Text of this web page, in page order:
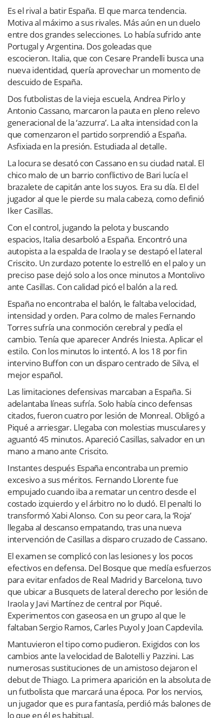
Es el rival a batir España. El que marca tendencia.
Motiva al máximo a sus rivales. Más aún en un duelo
entre dos grandes selecciones. Lo había sufrido ante
Portugal y Argentina. Dos goleadas que
escocieron. Italia, que con Cesare Prandelli busca una
nueva identidad, quería aprovechar un momento de
descuido de España.
Dos futbolistas de la vieja escuela, Andrea Pirlo y
Antonio Cassano, marcaron la pauta en pleno relevo
generacional de la ‘azzurra’. La alta intensidad con la
que comenzaron el partido sorprendió a España.
Asfixiada en la presión. Estudiada al detalle.
La locura se desató con Cassano en su ciudad natal. El
chico malo de un barrio conflictivo de Bari lucía el
brazalete de capitán ante los suyos. Era su día. El del
jugador al que le pierde su mala cabeza, como definió
Iker Casillas.
Con el control, jugando la pelota y buscando
espacios, Italia desarboló a España. Encontró una
autopista a la espalda de Iraola y se destapó el lateral
Criscito. Un zurdazo potente lo estrelló en el palo y un
preciso pase dejó solo a los once minutos a Montolivo
ante Casillas. Con calidad picó el balón a la red.
España no encontraba el balón, le faltaba velocidad,
intensidad y orden. Para colmo de males Fernando
Torres sufría una conmoción cerebral y pedía el
cambio. Tenía que aparecer Andrés Iniesta. Aplicar el
estilo. Con los minutos lo intentó. A los 18 por fin
intervino Buffon con un disparo centrado de Silva, el
mejor español.
Las limitaciones defensivas marcaban a España. Si
adelantaba líneas sufría. Solo había cinco defensas
citados, fueron cuatro por lesión de Monreal. Obligó a
Piqué a arriesgar. Llegaba con molestias musculares y
aguantó 45 minutos. Apareció Casillas, salvador en un
mano a mano ante Criscito.
Instantes después España encontraba un premio
excesivo a sus méritos. Fernando Llorente fue
empujado cuando iba a rematar un centro desde el
costado izquierdo y el árbitro no lo dudó. El penalti lo
transformó Xabi Alonso. Con su peor cara, la ‘Roja’
llegaba al descanso empatando, tras una nueva
intervención de Casillas a disparo cruzado de Cassano.
El examen se complicó con las lesiones y los pocos
efectivos en defensa. Del Bosque que medía esfuerzos
para evitar enfados de Real Madrid y Barcelona, tuvo
que ubicar a Busquets de lateral derecho por lesión de
Iraola y Javi Martínez de central por Piqué.
Experimentos con gaseosa en un grupo al que le
faltaban Sergio Ramos, Carles Puyol y Joan Capdevila.
Mantuvieron el tipo como pudieron. Exigidos con los
cambios ante la velocidad de Balotelli y Pazzini. Las
numerosas sustituciones de un amistoso dejaron el
debut de Thiago. La primera aparición en la absoluta de
un futbolista que marcará una época. Por los nervios,
un jugador que es pura fantasía, perdió más balones de
lo que en él es habitual.